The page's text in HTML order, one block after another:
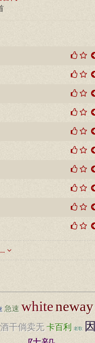
急速 whiteneway
酒干倘卖无 卡百利 老歌